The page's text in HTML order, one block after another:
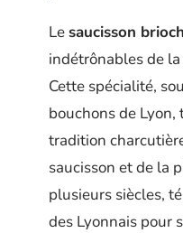
Lesaucisson
indétrônables de la
Cette spécialité,
bouchons de Lyon,
tradition
saucisson et de la
plusieurs siècles,
des Lyonnais pour